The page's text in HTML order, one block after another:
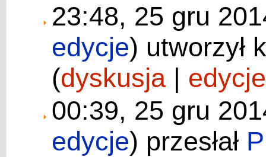
23:48, 25 gru
edycje) utworzył
(dyskusja | edycje
00:39, 25 gru
edycje) przesłał